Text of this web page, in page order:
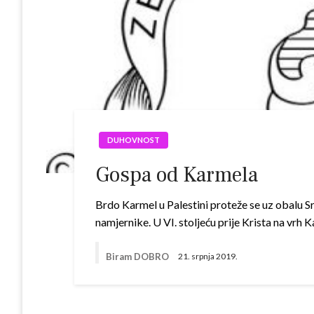
DUHOVNOST
Gospa od Karmela
Brdo Karmel u Palestini proteže se uz obalu
namjernike. U VI. stoljeću prije Krista na vrh
Biram DOBRO 21. srpnja 2019.